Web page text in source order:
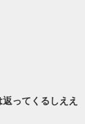
ってくるしええ